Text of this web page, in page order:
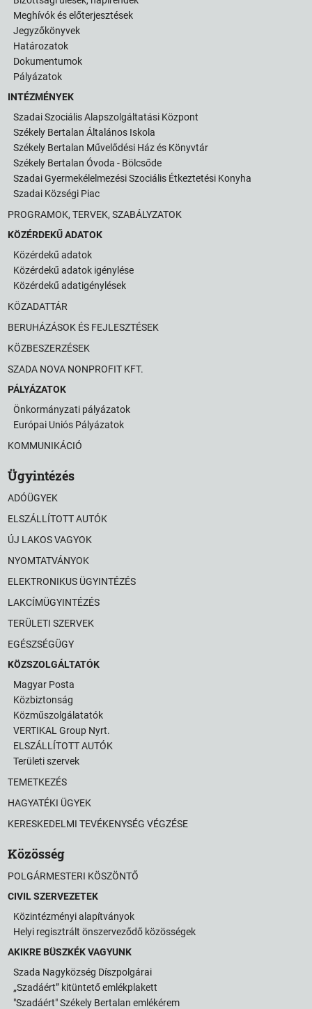
Meghívók és előterjesztések
Jegyzőkönyvek
Határozatok
Dokumentumok
Pályázatok
INTÉZMÉNYEK
Szadai Szociális Alapszolgáltatási Központ
Székely Bertalan Általános Iskola
Székely Bertalan Művelődési Ház és Könyvtár
Székely Bertalan Óvoda - Bölcsőde
Szadai Gyermekélelmezési Szociális Étkeztetési Konyha
Szadai Községi Piac
PROGRAMOK, TERVEK, SZABÁLYZATOK
KÖZÉRDEKŰ ADATOK
Közérdekű adatok
Közérdekű adatok igénylése
Közérdekű adatigénylések
KÖZADATTÁR
BERUHÁZÁSOK ÉS FEJLESZTÉSEK
KÖZBESZERZÉSEK
SZADA NOVA NONPROFIT KFT.
PÁLYÁZATOK
Önkormányzati pályázatok
Európai Uniós Pályázatok
KOMMUNIKÁCIÓ
Ügyintézés
ADÓÜGYEK
ELSZÁLLÍTOTT AUTÓK
ÚJ LAKOS VAGYOK
NYOMTATVÁNYOK
ELEKTRONIKUS ÜGYINTÉZÉS
LAKCÍMÜGYINTÉZÉS
TERÜLETI SZERVEK
EGÉSZSÉGÜGY
KÖZSZOLGÁLTATÓK
Magyar Posta
Közbiztonság
Közműszolgálatatók
VERTIKAL Group Nyrt.
ELSZÁLLÍTOTT AUTÓK
Területi szervek
TEMETKEZÉS
HAGYATÉKI ÜGYEK
KERESKEDELMI TEVÉKENYSÉG VÉGZÉSE
Közösség
POLGÁRMESTERI KÖSZÖNTŐ
CIVIL SZERVEZETEK
Közintézményi alapítványok
Helyi regisztrált önszerveződő közösségek
AKIKRE BÜSZKÉK VAGYUNK
Szada Nagyközség Díszpolgárai
„Szadáért” kitüntető emlékplakett
"Szadáért" Székely Bertalan emlékérem